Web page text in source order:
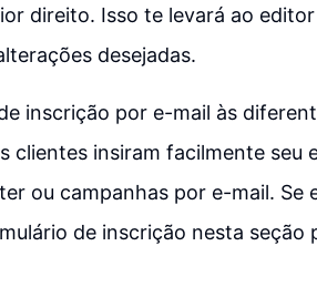
direito. Isso te levará ao
desejadas.
inscrição por e-mail às
clientes insiram facilmente seu
ou campanhas por e-mail. Se
de inscrição nesta seção